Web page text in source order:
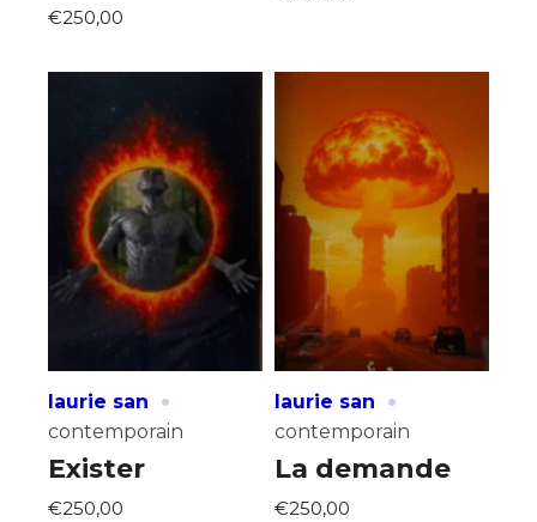
€250,00
laurie san ·
contemporain
Exister
€250,00
laurie san ·
contemporain
La demande
€250,00